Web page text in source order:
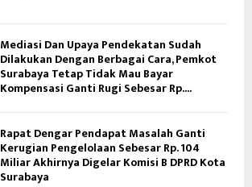
Mediasi Dan Upaya Pendekatan Sudah
Dilakukan Dengan Berbagai Cara, Pemkot
Surabaya Tetap Tidak Mau Bayar
Kompensasi Ganti Rugi Sebesar Rp....
Rapat Dengar Pendapat Masalah Ganti
Kerugian Pengelolaan Sebesar Rp. 104
Miliar Akhirnya Digelar Komisi B DPRD Kota
Surabaya